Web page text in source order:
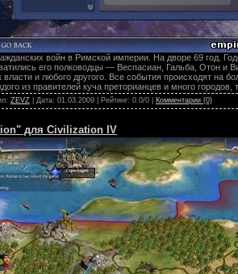
войн в Римской империи. На дворе 69 год.
его полководцы — Веспасиан, Гальба, Отон и
и любого другого. Все события происходят на
из правителей куча преторианцев и много
ZEVZ | Дата: 01.03.2009 | Рейтинг: 0.0/0 | Комментарии (0)
для Civilization IV